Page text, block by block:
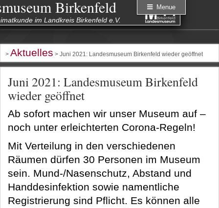
Birkenfeld
im Landkreis Birkenfeld e.V.
> Aktuelles > Juni 2021: Landesmuseum Birkenfeld wieder geöffnet
Juni 2021: Landesmuseum Birkenfeld
wieder geöffnet
Ab sofort machen wir unser Museum auf –
noch unter erleichterten Corona-Regeln!
Mit Verteilung in den verschiedenen
Räumen dürfen 30 Personen im Museum
sein. Mund-/Nasenschutz, Abstand und
Handdesinfektion sowie namentliche
Registrierung sind Pflicht. Es können alle
Menue